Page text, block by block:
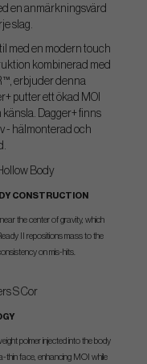
en anmärkningsvärd
slag.
med en modern touch
kombinerad med
erbjuder denna
putter ett ökad MOI
Dagger+ finns
- hälmonterad och
CONSTRUCTION
the center of gravity, which
II repositions mass to the
on mis-hits.
polmer injected into the body
thin face, enhancing MOI while